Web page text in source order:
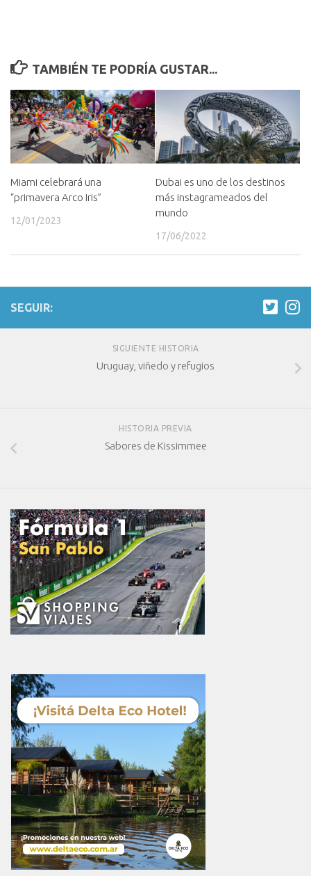
TAMBIÉN TE PODRÍA GUSTAR...
Miami celebrará una
“primavera Arco Iris”
12/01/2023
Dubai es uno de los destinos
más instagrameados del
mundo
17/06/2022
SEGUIR:
SIGUIENTE HISTORIA
Uruguay, viñedo y refugios
HISTORIA PREVIA
Sabores de Kissimmee